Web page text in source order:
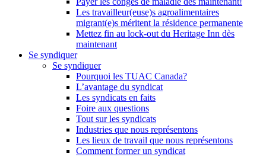
Les travailleur(euse)s agroalimentaires
migrant(e)s méritent la résidence permanente
Mettez fin au lock-out du Heritage Inn dès
maintenant
Se syndiquer
Se syndiquer
Pourquoi les TUAC Canada?
L’avantage du syndicat
Les syndicats en faits
Foire aux questions
Tout sur les syndicats
Industries que nous représentons
Les lieux de travail que nous représentons
Comment former un syndicat